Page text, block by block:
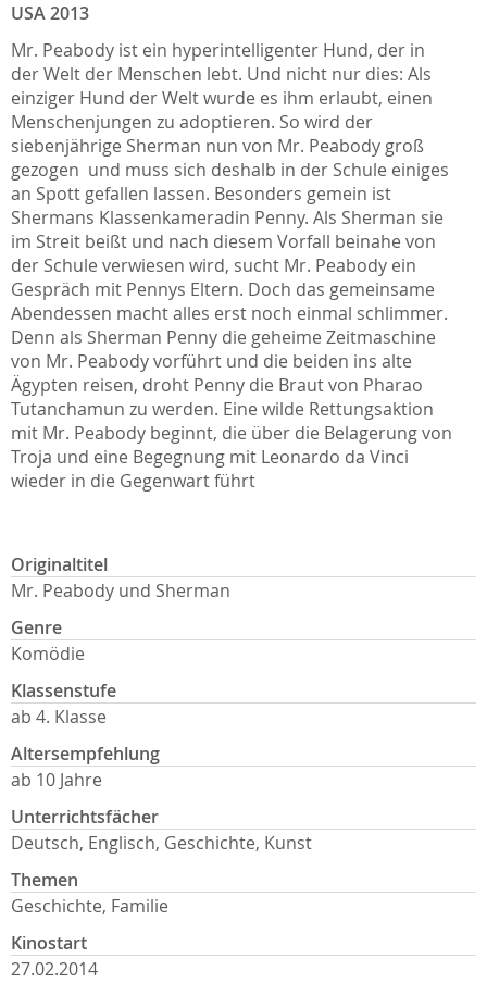
USA 2013
Mr. Peabody ist ein hyperintelligenter Hund, der in
der Welt der Menschen lebt. Und nicht nur dies: Als
einziger Hund der Welt wurde es ihm erlaubt, einen
Menschenjungen zu adoptieren. So wird der
siebenjährige Sherman nun von Mr. Peabody groß
gezogen  und muss sich deshalb in der Schule einiges
an Spott gefallen lassen. Besonders gemein ist
Shermans Klassenkameradin Penny. Als Sherman sie
im Streit beißt und nach diesem Vorfall beinahe von
der Schule verwiesen wird, sucht Mr. Peabody ein
Gespräch mit Pennys Eltern. Doch das gemeinsame
Abendessen macht alles erst noch einmal schlimmer.
Denn als Sherman Penny die geheime Zeitmaschine
von Mr. Peabody vorführt und die beiden ins alte
Ägypten reisen, droht Penny die Braut von Pharao
Tutanchamun zu werden. Eine wilde Rettungsaktion
mit Mr. Peabody beginnt, die über die Belagerung von
Troja und eine Begegnung mit Leonardo da Vinci
wieder in die Gegenwart führt
Originaltitel
Mr. Peabody und Sherman
Genre
Komödie
Klassenstufe
ab 4. Klasse
Altersempfehlung
ab 10 Jahre
Unterrichtsfächer
Deutsch, Englisch, Geschichte, Kunst
Themen
Geschichte, Familie
Kinostart
27.02.2014